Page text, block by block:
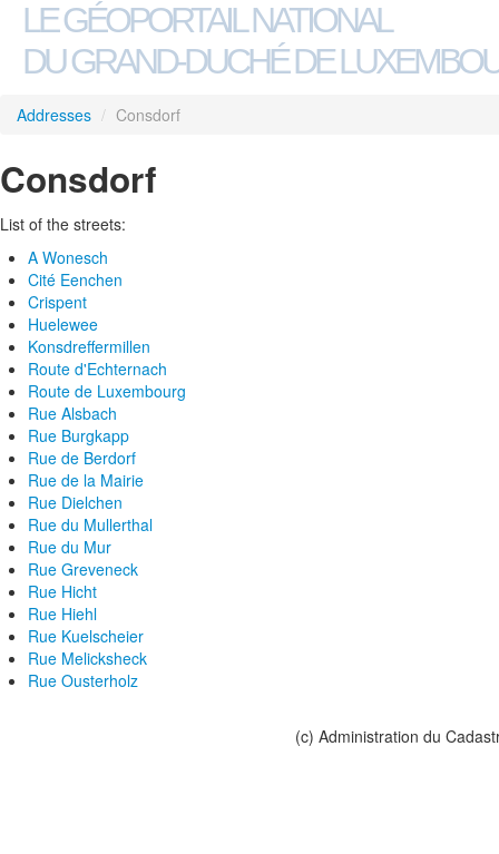
LE GÉOPORTAIL NATIONAL
DU GRAND-DUCHÉ DE
Addresses / Consdorf
Consdorf
List of the streets:
A Wonesch
Cité Eenchen
Crispent
Huelewee
Konsdreffermillen
Route d'Echternach
Route de Luxembourg
Rue Alsbach
Rue Burgkapp
Rue de Berdorf
Rue de la Mairie
Rue Dielchen
Rue du Mullerthal
Rue du Mur
Rue Greveneck
Rue Hicht
Rue Hiehl
Rue Kuelscheier
Rue Melicksheck
Rue Ousterholz
(c) Administration du